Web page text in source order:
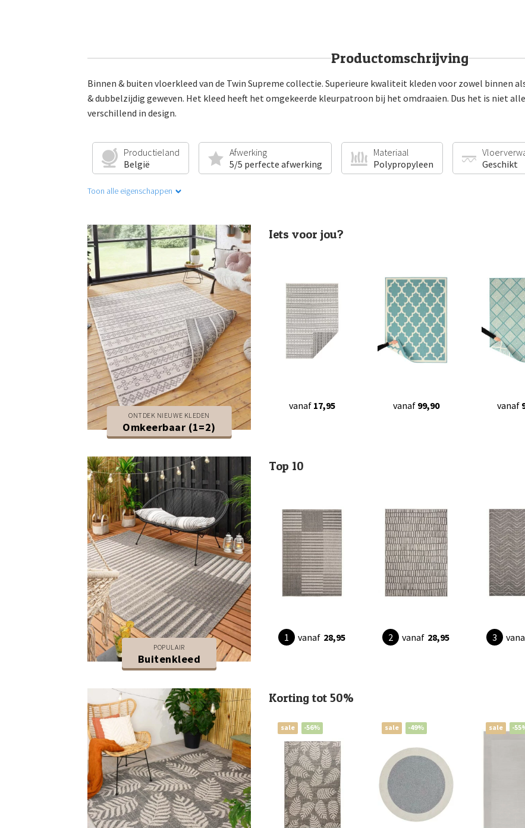
Productomschrijving
Binnen & buiten vloerkleed van de Twin Supreme collectie. Superieure kwaliteit kleden voor zowel binnen
& dubbelzijdig geweven. Het kleed heeft het omgekeerde kleurpatroon bij het omdraaien. Dus het is niet
verschillend in design.
Productieland
België
Afwerking
5/5 perfecte afwerking
Materiaal
Polypropyleen
Geschikt
Toon alle eigenschappen
ONTDEK NIEUWE KLEDEN
Omkeerbaar (1=2)
Iets voor jou?
vanaf 17,95 vanaf 99,90 vanaf
POPULAIR
Buitenkleed
Top 10
vanaf 28,95 vanaf 28,95
Korting tot 50%
sale -56% sale -49% sale -